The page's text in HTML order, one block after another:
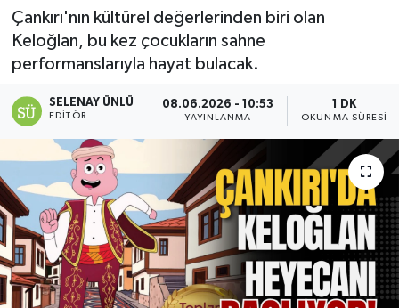
Çankırı'nın kültürel değerlerinden biri olan
Keloğlan, bu kez çocukların sahne
performanslarıyla hayat bulacak.
SELENAY ÜNLÜ
EDITÖR
08.06.2026 - 10:53
YAYINLANMA
1 DK
OKUNMA SÜRESI